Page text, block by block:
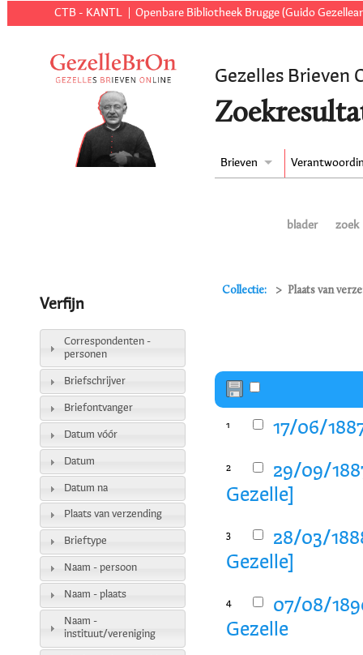
CTB - KANTL Openbare Bibliotheek Brugge (Guido
Gezelles Brieven
Brieven
blader zoek
Collectie: Plaats van
1 17/06/
2
29/09/
Gezelle]
3
28/03/
Gezelle]
4
07/08/
Gezelle
Verfijn
Correspondenten -
personen
Briefschrijver
Briefontvanger
Datum vóór
Datum
Datum na
Plaats van verzending
Brieftype
Naam - persoon
Naam - plaats
Naam -
instituut/vereniging